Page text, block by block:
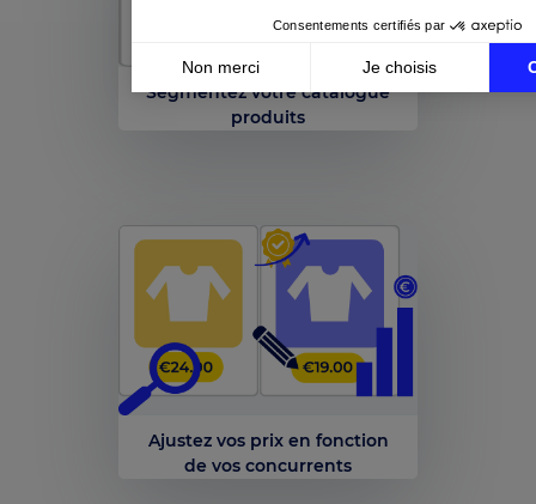
Consentements certifiés par
Non merci Je choisis
Axeptio consent
Plateforme de Gestion du Consentement :
Segmentez votre catalogue
produits
Ajustez vos prix en fonction
de vos concurrents